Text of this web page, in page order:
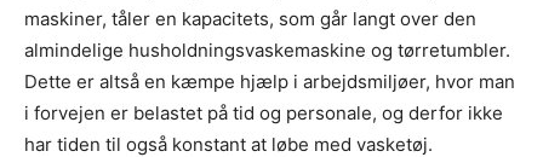
maskiner, tåler en kapacitets, som går langt over den
almindelige husholdningsvaskemaskine og tørretumbler.
Dette er altså en kæmpe hjælp i arbejdsmiljøer, hvor man
i forvejen er belastet på tid og personale, og derfor ikke
har tiden til også konstant at løbe med vasketøj.